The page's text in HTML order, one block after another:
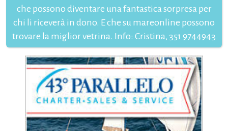
che possono diventare una fantastica sorpresa per
chi li riceverà in dono. E che su mareonline possono
trovare la miglior vetrina. Info: Cristina, 351 9744943